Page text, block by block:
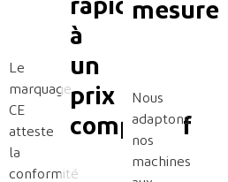
Le
marquage
CE
atteste
la
conformité
rapide
à
un
prix
compétitif
mesure
Nous
adaptons
nos
machines